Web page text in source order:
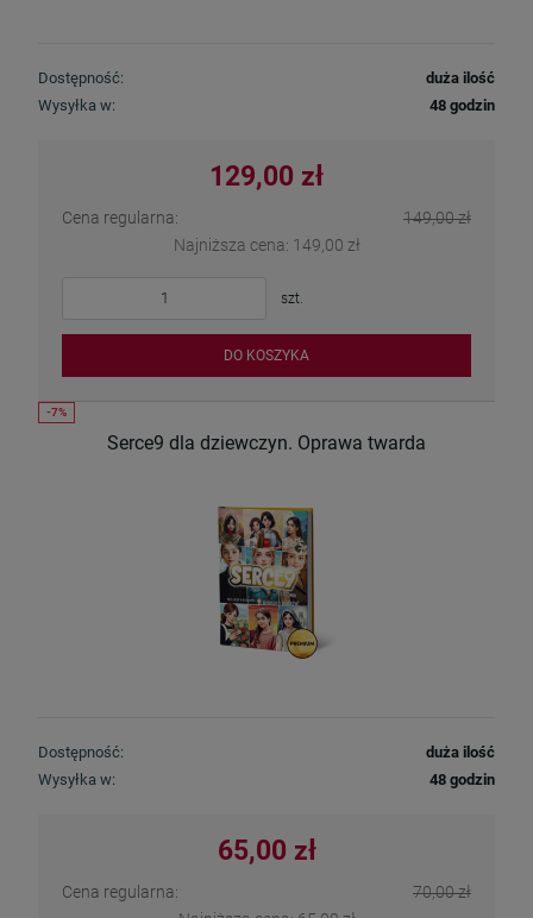
Dostępność:
duża ilość
Wysyłka w:
48 godzin
129,00 zł
Cena regularna:
149,00 zł
Najniższa cena: 149,00 zł
szt.
DO KOSZYKA
Serce9 dla dziewczyn. Oprawa twarda
Dostępność:
duża ilość
Wysyłka w:
48 godzin
65,00 zł
Cena regularna:
70,00 zł